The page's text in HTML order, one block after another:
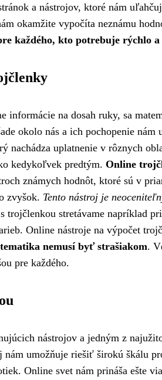
a nástrojov, ktoré nám
okamžite vypočíta neznámu
každého, kto potrebuje rýchlo
informácie na dosah ruky, sa
okolo nás a ich pochopenie
nachádza uplatnenie v rôznych
kedykoľvek predtým. Online
známych hodnôt, ktoré sú v
zvyšok. Tento nástroj je
trojčlenkou stretávame napríklad
Online nástroje na výpočet
nemusí byť strašiakom.
pre každého.
nástrojov a jedným z
nám umožňuje riešiť širokú škálu
Online svet nám prináša ešte